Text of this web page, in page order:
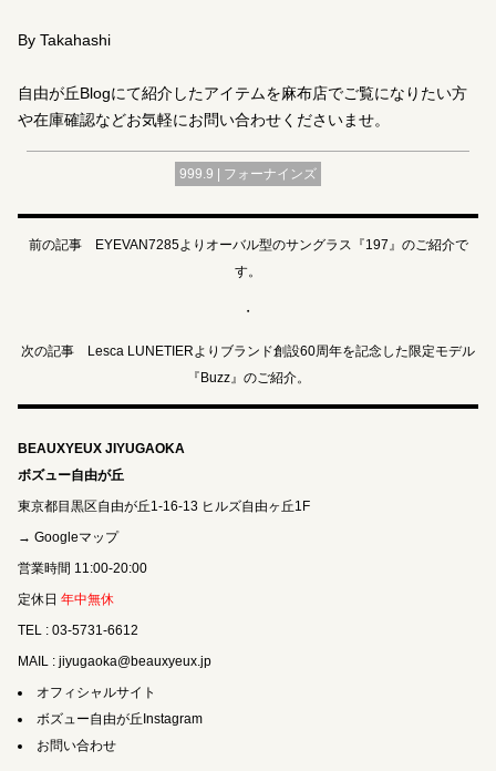
By Takahashi
自由が丘Blogにて紹介したアイテムを麻布店でご覧になりたい方
や在庫確認などお気軽にお問い合わせくださいませ。
999.9 | フォーナインズ
前の記事 EYEVAN7285よりオーバル型のサングラス『197』のご紹介で
す。
・
次の記事 Lesca LUNETIERよりブランド創設60周年を記念した限定モデル
『Buzz』のご紹介。
BEAUXYEUX JIYUGAOKA
ボズュー自由が丘
東京都目黒区自由が丘1-16-13 ヒルズ自由ヶ丘1F
→ Googleマップ
営業時間 11:00-20:00
定休日 年中無休
TEL : 03-5731-6612
MAIL : jiyugaoka@beauxyeux.jp
オフィシャルサイト
ボズュー自由が丘Instagram
お問い合わせ